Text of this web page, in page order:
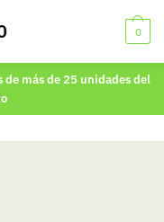
0
de más de 25 unidades del